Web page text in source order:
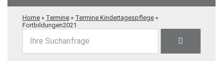
Home » Termine » Termine Kindertagespflege »
Fortbildungen2021
Ihre Suchanfrage